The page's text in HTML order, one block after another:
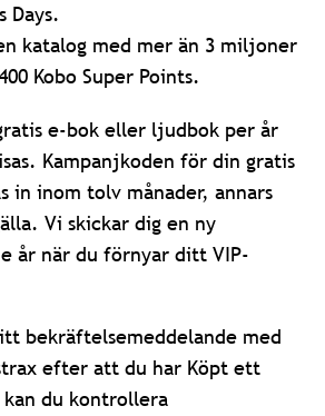
Days.
katalog med mer än 3 miljoner
Kobo Super Points.
e-bok eller ljudbok per år
Kampanjkoden för din gratis
in inom tolv månader, annars
Vi skickar dig en ny
år när du förnyar ditt VIP-
bekräftelsemeddelande med
efter att du har Köpt ett
kan du kontrollera